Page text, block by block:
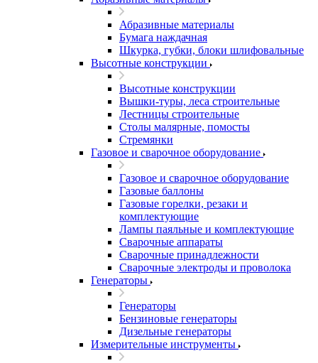
Абразивные материалы
Бумага наждачная
Шкурка, губки, блоки шлифовальные
Высотные конструкции
Высотные конструкции
Вышки-туры, леса строительные
Лестницы строительные
Столы малярные, помосты
Стремянки
Газовое и сварочное оборудование
Газовое и сварочное оборудование
Газовые баллоны
Газовые горелки, резаки и
комплектующие
Лампы паяльные и комплектующие
Сварочные аппараты
Сварочные принадлежности
Сварочные электроды и проволока
Генераторы
Генераторы
Бензиновые генераторы
Дизельные генераторы
Измерительные инструменты